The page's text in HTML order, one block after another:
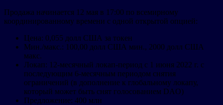
Продажа начинается 12 мая в 17:00 по всемирному
координированному времени с одной открытой опцией:
Цена: 0,055 долл США за токен
Мин./макс.: 100,00 долл США мин., 2000 долл США
макс.
Локап: 12-месячный локап-период с 1 июня 2022 г. с
последующим 6-месячным периодом снятия
ограничений (в дополнение к глобальному локапу,
который может быть снят голосованием DAO)
Предложение: 400 млн